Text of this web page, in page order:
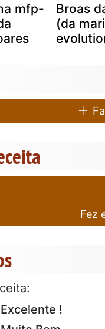
mfp-
Broas
(da
Fez
Excelente !